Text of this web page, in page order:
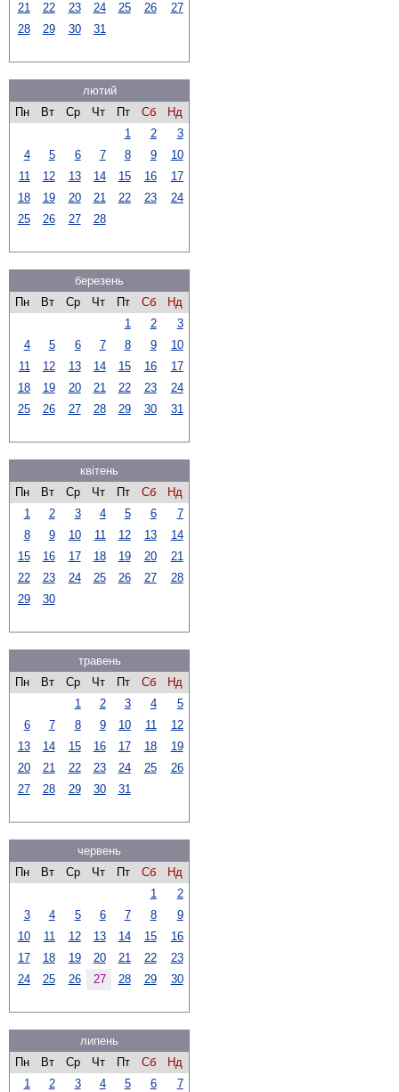
21
22 23 24 25 26
27
28
29 30 31
лютий
Пн
Вт Ср Чт Пт Сб
Нд
1
2
3
4
5 6 7 8 9
10
11
12 13 14 15 16
17
18
19 20 21 22 23
24
25
26 27 28
березень
Пн
Вт Ср Чт Пт Сб
Нд
1
2
3
4
5 6 7 8 9
10
11
12 13 14 15 16
17
18
19 20 21 22 23
24
25
26 27 28 29 30 31
квітень
Пн
Вт Ср Чт Пт Сб
Нд
1
2 3 4 5 6
7
8
9 10 11 12 13
14
15
16 17 18 19 20
21
22
23 24 25 26 27
28
29
30
травень
Пн
Вт Ср Чт Пт Сб
Нд
1
2 3 4
5
6
7 8 9 10 11
12
13
14 15 16 17 18
19
20
21 22 23 24 25
26
27
28 29 30 31
червень
Пн
Вт Ср Чт Пт Сб
Нд
1
2
3
4 5 6 7 8
9
10
11 12 13 14 15
16
17
18 19 20 21 22
23
24
25 26 27 28 29 30
липень
Пн
Вт Ср Чт Пт Сб
Нд
1
2 3 4 5 6
7